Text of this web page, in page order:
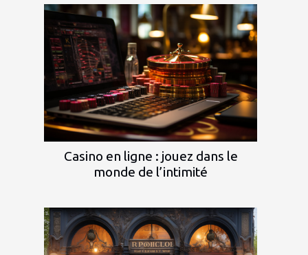
Casino en ligne : jouez dans le
monde de l’intimité